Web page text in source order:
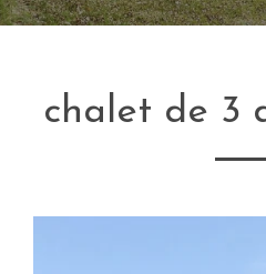
chalet de 3